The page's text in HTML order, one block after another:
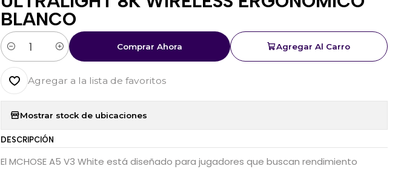
BLANCO
Cantidad
Agregar Al Carro
Comprar Ahora
Agregar a la lista de favoritos
Mostrar stock de ubicaciones
DESCRIPCIÓN
El MCHOSE A5 V3 White está diseñado para jugadores que buscan rendimiento